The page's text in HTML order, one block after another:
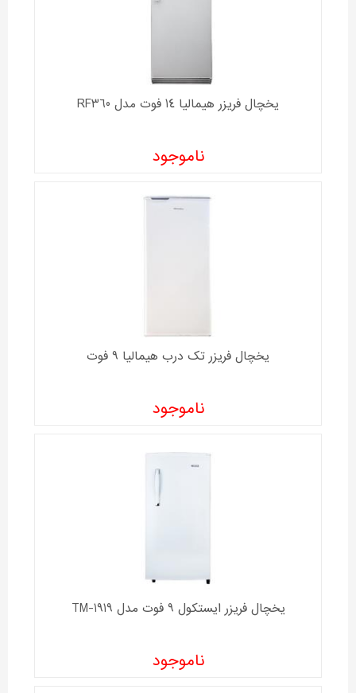
یخچال فریزر هیمالیا 14 فوت مدل RF360
ناموجود
یخچال فریزر تک درب هیمالیا 9 فوت
ناموجود
یخچال فریزر ايستکول 9 فوت مدل TM-1919
ناموجود